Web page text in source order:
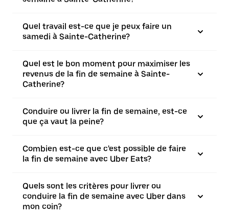
Quel travail est-ce que je peux faire un
samedi à Sainte-Catherine?
Quel est le bon moment pour maximiser les
revenus de la fin de semaine à Sainte-
Catherine?
Conduire ou livrer la fin de semaine, est-ce
que ça vaut la peine?
Combien est-ce que c'est possible de faire
la fin de semaine avec Uber Eats?
Quels sont les critères pour livrer ou
conduire la fin de semaine avec Uber dans
mon coin?